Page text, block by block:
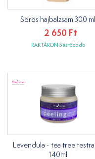
Sörös hajbalzsam 300 ml
2 650 Ft
RAKTÁRON 5 és több db
Levendula - tea tree
140ml